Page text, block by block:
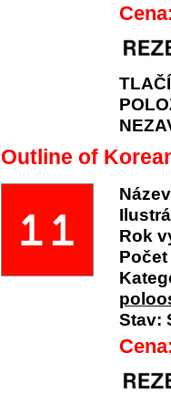
Outline of
Rok
Stav: